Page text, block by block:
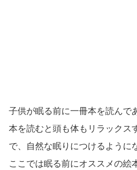
子供が眠る前に一冊本を読んで
本を読むと頭も体もリラックス
で、自然な眠りにつけるように
ここでは眠る前にオススメの絵